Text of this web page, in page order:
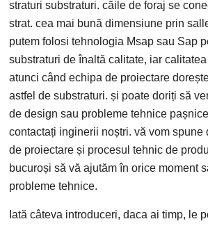
straturi substraturi. căile de foraj se
strat. cea mai bună dimensiune prin
putem folosi tehnologia Msap sau Sap
substraturi de înaltă calitate, iar
atunci când echipa de proiectare
astfel de substraturi. și poate doriți să
de design sau probleme tehnice
contactați inginerii noștri. vă vom spune
de proiectare și procesul tehnic de
bucuroși să vă ajutăm în orice moment
probleme tehnice.
Iată câteva introduceri, daca ai timp, le